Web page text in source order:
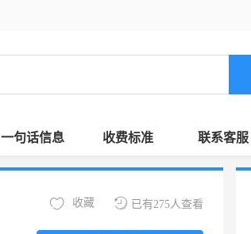
一句话信息 收费标准 联系客服
已有275人查看
收藏